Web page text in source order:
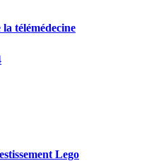
télémédecine
Lego